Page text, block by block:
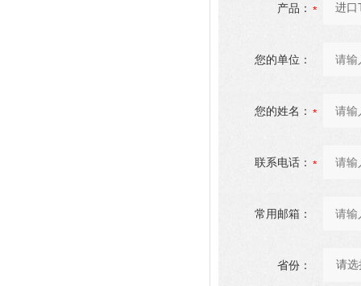
产品：
您的单位：
您的姓名：
联系电话：
常用邮箱：
省份：